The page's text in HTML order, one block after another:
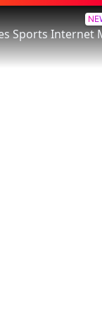
SportsInternet